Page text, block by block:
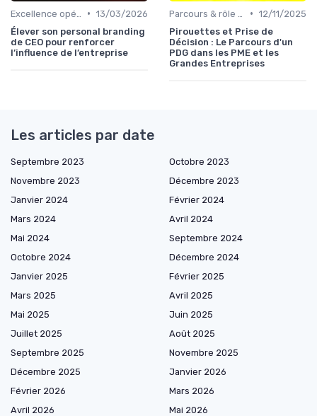
• 13/03/2026
Élever son personal branding
de CEO pour renforcer
l’influence de l’entreprise
• 12/11/2025
Pirouettes et Prise de
Décision : Le Parcours d'un
PDG dans les PME et les
Grandes Entreprises
Les articles par date
Septembre 2023
Octobre 2023
Novembre 2023
Décembre 2023
Janvier 2024
Février 2024
Mars 2024
Avril 2024
Mai 2024
Septembre 2024
Octobre 2024
Décembre 2024
Janvier 2025
Février 2025
Mars 2025
Avril 2025
Mai 2025
Juin 2025
Juillet 2025
Août 2025
Septembre 2025
Novembre 2025
Décembre 2025
Janvier 2026
Février 2026
Mars 2026
Avril 2026
Mai 2026